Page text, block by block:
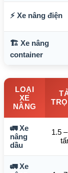
⚡ Xe nâng điện
🏗️ Xe nâng
container
LOẠI
XE
NÂNG
🚛 Xe
nâng
dầu
1.5
🚛 Xe